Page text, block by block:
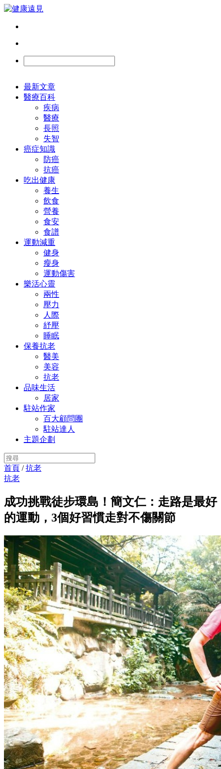
最新文章
醫療百科
疾病
醫療
長照
失智
癌症知識
防癌
抗癌
吃出健康
養生
飲食
營養
食安
食譜
運動減重
健身
瘦身
運動傷害
樂活心靈
兩性
壓力
人際
紓壓
睡眠
保養抗老
醫美
美容
抗老
品味生活
居家
駐站作家
百大顧問團
駐站達人
主題企劃
首頁 /抗老
抗老
成功挑戰徒步環島！簡文仁：走路是最好
的運動，3個好習慣走對不傷關節